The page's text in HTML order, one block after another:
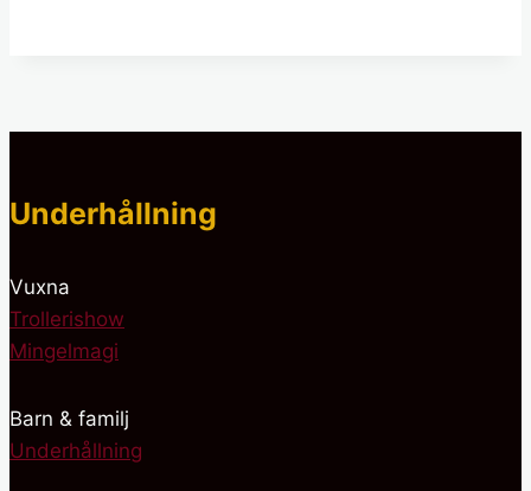
Underhållning
Vuxna
Trollerishow
Mingelmagi
Barn & familj
Underhållning